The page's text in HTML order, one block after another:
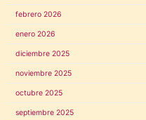
febrero 2026
enero 2026
diciembre 2025
noviembre 2025
octubre 2025
septiembre 2025